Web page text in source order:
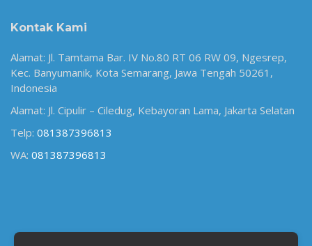
Kontak Kami
Alamat: Jl. Tamtama Bar. IV No.80 RT 06 RW 09, Ngesrep,
Kec. Banyumanik, Kota Semarang, Jawa Tengah 50261,
Indonesia
Alamat: Jl. Cipulir – Ciledug, Kebayoran Lama, Jakarta Selatan
Telp: 081387396813
WA: 081387396813